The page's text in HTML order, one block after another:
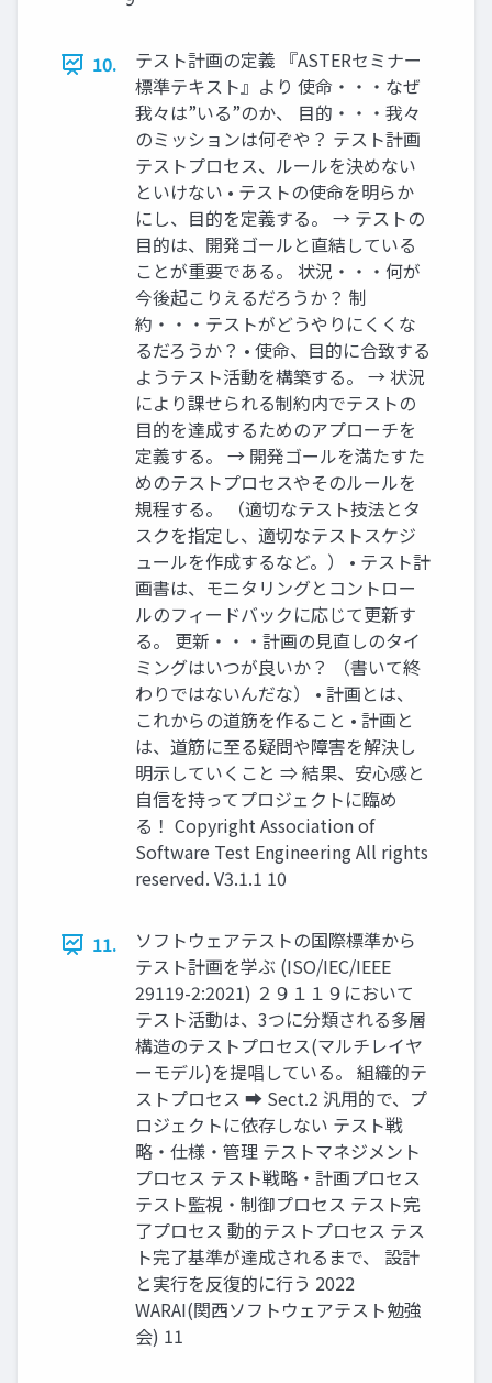
10.
テスト計画の定義 『ASTERセミナー
標準テキスト』より 使命・・・なぜ
我々は”いる”のか、 目的・・・我々
のミッションは何ぞや？ テスト計画
テストプロセス、ルールを決めない
といけない • テストの使命を明らか
にし、目的を定義する。 → テストの
目的は、開発ゴールと直結している
ことが重要である。 状況・・・何が
今後起こりえるだろうか？ 制
約・・・テストがどうやりにくくな
るだろうか？ • 使命、目的に合致する
ようテスト活動を構築する。 → 状況
により課せられる制約内でテストの
目的を達成するためのアプローチを
定義する。 → 開発ゴールを満たすた
めのテストプロセスやそのルールを
規程する。 （適切なテスト技法とタ
スクを指定し、適切なテストスケジ
ュールを作成するなど。） • テスト計
画書は、モニタリングとコントロー
ルのフィードバックに応じて更新す
る。 更新・・・計画の見直しのタイ
ミングはいつが良いか？ （書いて終
わりではないんだな） • 計画とは、
これからの道筋を作ること • 計画と
は、道筋に至る疑問や障害を解決し
明示していくこと ⇒ 結果、安心感と
自信を持ってプロジェクトに臨め
る！ Copyright Association of
Software Test Engineering All rights
reserved. V3.1.1 10
11.
ソフトウェアテストの国際標準から
テスト計画を学ぶ (ISO/IEC/IEEE
29119-2:2021) ２９１１９において
テスト活動は、3つに分類される多層
構造のテストプロセス(マルチレイヤ
ーモデル)を提唱している。 組織的テ
ストプロセス ➡ Sect.2 汎用的で、プ
ロジェクトに依存しない テスト戦
略・仕様・管理 テストマネジメント
プロセス テスト戦略・計画プロセス
テスト監視・制御プロセス テスト完
了プロセス 動的テストプロセス テス
ト完了基準が達成されるまで、 設計
と実行を反復的に行う 2022
WARAI(関西ソフトウェアテスト勉強
会) 11